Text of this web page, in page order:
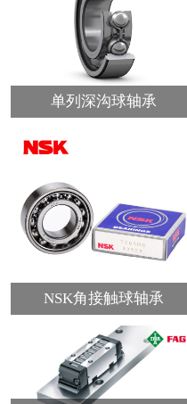
单列深沟球轴承
NSK角接触球轴承